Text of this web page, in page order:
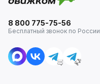
8 800 775-75-56
Бесплатный звонок по России